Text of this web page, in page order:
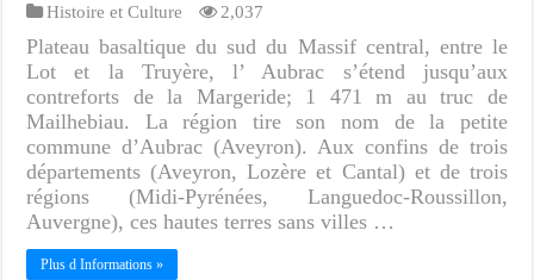
Histoire et Culture 2,037
Plateau basaltique du sud du Massif central, entre le
Lot et la Truyère, l’ Aubrac s’étend jusqu’aux
contreforts de la Margeride; 1 471 m au truc de
Mailhebiau. La région tire son nom de la petite
commune d’Aubrac (Aveyron). Aux confins de trois
départements (Aveyron, Lozère et Cantal) et de trois
régions (Midi-Pyrénées, Languedoc-Roussillon,
Auvergne), ces hautes terres sans villes …
Plus d Informations »